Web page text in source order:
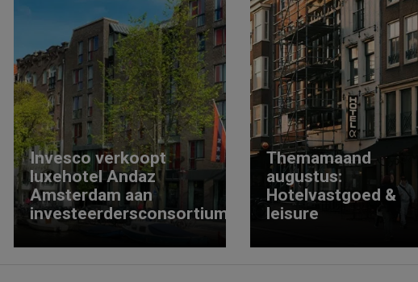
Invesco verkoopt
luxehotel Andaz
Amsterdam aan
investeerdersconsortium
Themamaand
augustus:
Hotelvastgoed &
leisure